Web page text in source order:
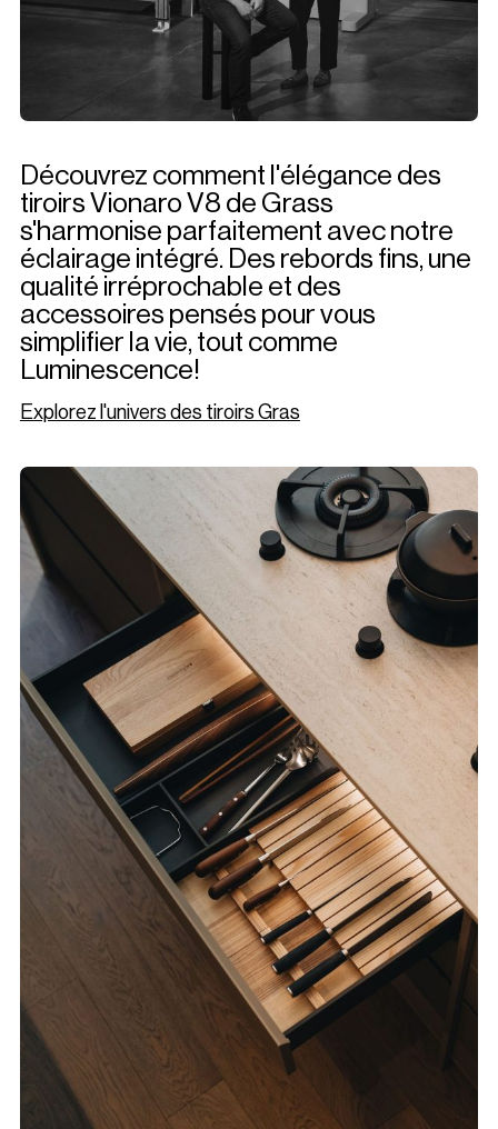
Découvrez comment l'élégance des
tiroirs Vionaro V8 de Grass
s'harmonise parfaitement avec notre
éclairage intégré. Des rebords fins, une
qualité irréprochable et des
accessoires pensés pour vous
simplifier la vie, tout comme
Luminescence!
Explorez l'univers des tiroirs Gras